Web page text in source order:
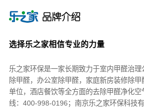
选择乐之家相信专业的力量
乐之家环保是一家长期致力于室内甲醛治
除甲醛，办公室除甲醛，家庭新房装修除
单位，酒店餐饮等全方面的去除甲醛净化
线：400-998-0196；南京乐之家环保科技